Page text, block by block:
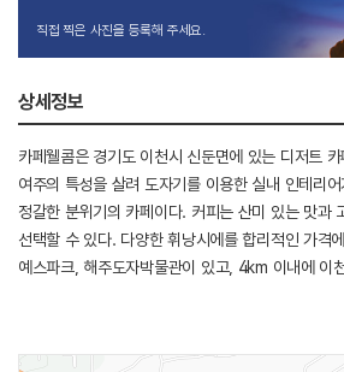
직접 찍은 사진을 등록해 주세요.
상세정보
카페웰콤은 경기도 이천시 신둔면에 있는 디저트
여주의 특성을 살려 도자기를 이용한 실내 인테리
정갈한 분위기의 카페이다. 커피는 산미 있는 맛과
선택할 수 있다. 다양한 휘낭시에를 합리적인 가격
예스파크, 해주도자박물관이 있고, 4km 이내에 이